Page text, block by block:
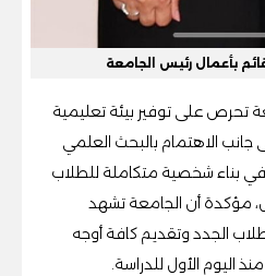
بأعمال رئيس الجامعة
تحرص على توفير بيئة تعليمية
جانب الاهتمام بالبحث العلمي
في بناء شخصية متكاملة للطلاب
مؤكدة أن الجامعة تشهد
الجدد وتقديم كافة أوجه
اليوم الأول للدراسة.